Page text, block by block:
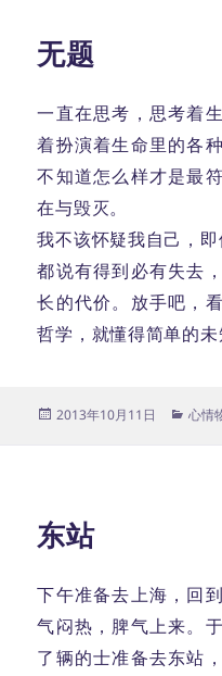
无题
一直在思考，思考着
着扮演着生命里的各
不知道怎么样才是最
在与毁灭。
我不该怀疑我自己，即
都说有得到必有失去
长的代价。放手吧，
哲学，就懂得简单的未
发
2013年10月11日
分
心情
东站
下午准备去上海，回
气闷热，脾气上来。
了辆的士准备去东站